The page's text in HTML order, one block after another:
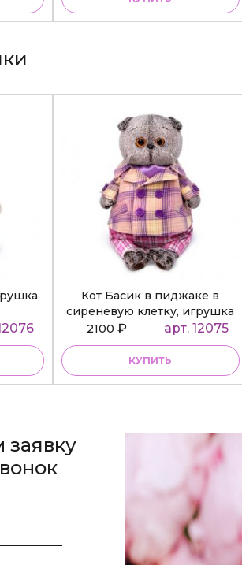
Кот Басик в пиджаке в
сиреневую клетку, игрушка
BudiBasa
2100₽ арт. 12075
КУПИТЬ
заявку